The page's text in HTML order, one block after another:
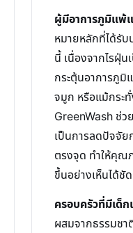
ผู้มีอาการภูมิแพ้
หมายหลักที่ได้รั
นี้ เนื่องจากไรฝุ่
กระตุ้นอาการภู
จมูก หรือแม้กระ
GreenWash ช่
เป็นการลดปัจจัย
ตรงจุด ทำให้คุ
ขึ้นอย่างเห็นได้ชัด
ครอบครัวที่มีเด็
ผสมจากธรรมชา